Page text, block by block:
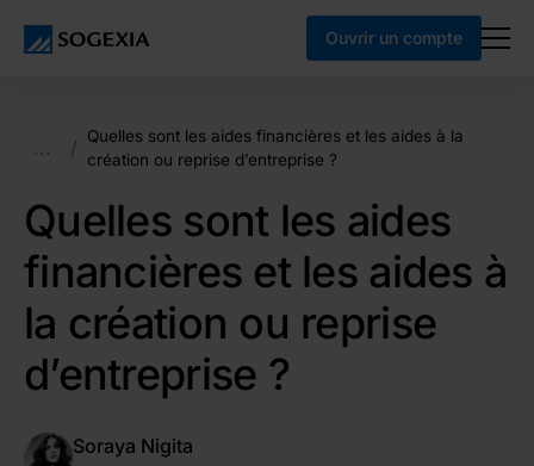
Ouvrir un compte
... /
Quelles sont les aides financières et les aides à la
création ou reprise d’entreprise ?
Quelles sont les aides
financières et les aides à
la création ou reprise
d’entreprise ?
Soraya Nigita